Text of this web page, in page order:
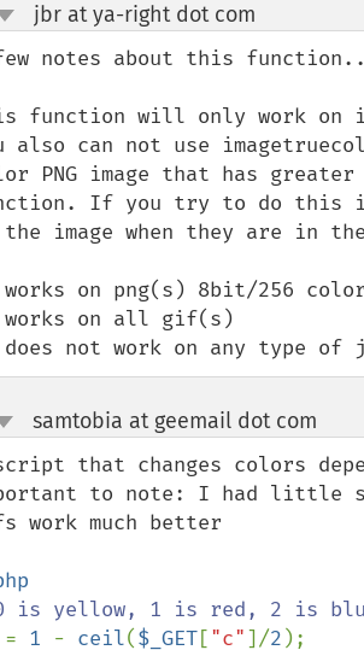
down
jbr at ya-right dot com
notes about this
function will only work on
also can not use
PNG image that has
If you try to do this
image when they are in
on png(s) 8bit/256
on all gif(s)
not work on any type of
down
samtobia at geemail dot com
that changes colors
to note: I had little
work much better
= 1 - ceil($_GET["c"]/2